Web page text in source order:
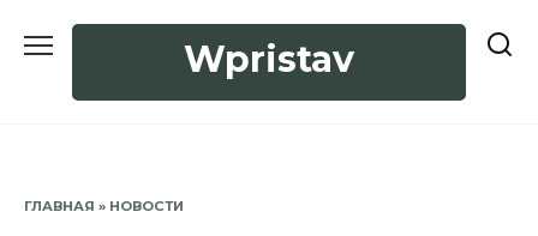
Wpristav
ГЛАВНАЯ » НОВОСТИ